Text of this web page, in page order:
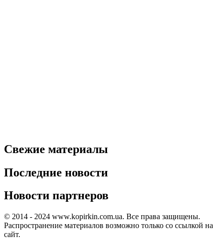
Свежие материалы
Последние новости
Новости партнеров
© 2014 - 2024 www.kopirkin.com.ua. Все права защищены.
Распространение материалов возможно только со ссылкой на
сайт.